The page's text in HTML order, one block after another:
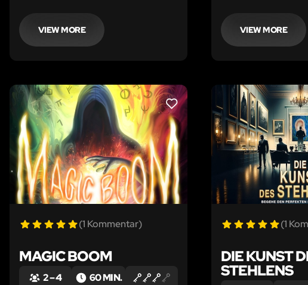
challenge: Do you know your spells?
VIEW MORE VIEW MORE
LIKE
(1 Kommentar)
MAGIC BOOM
2 – 4 60 MIN.
(1
DIE KUNST
STEHLENS